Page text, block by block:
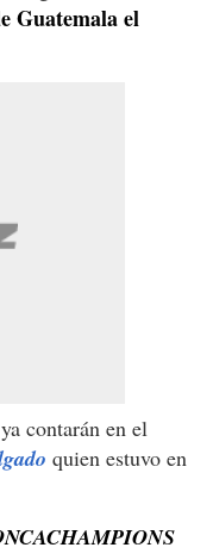
Guatemala el
contarán en el
quien estuvo en